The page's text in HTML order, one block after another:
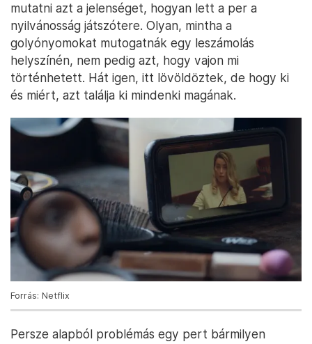
mutatni azt a jelenséget, hogyan lett a per a
nyilvánosság játszótere. Olyan, mintha a
golyónyomokat mutogatnák egy leszámolás
helyszínén, nem pedig azt, hogy vajon mi
történhetett. Hát igen, itt lövöldöztek, de hogy ki
és miért, azt találja ki mindenki magának.
Forrás: Netflix
Persze alapból problémás egy pert bármilyen